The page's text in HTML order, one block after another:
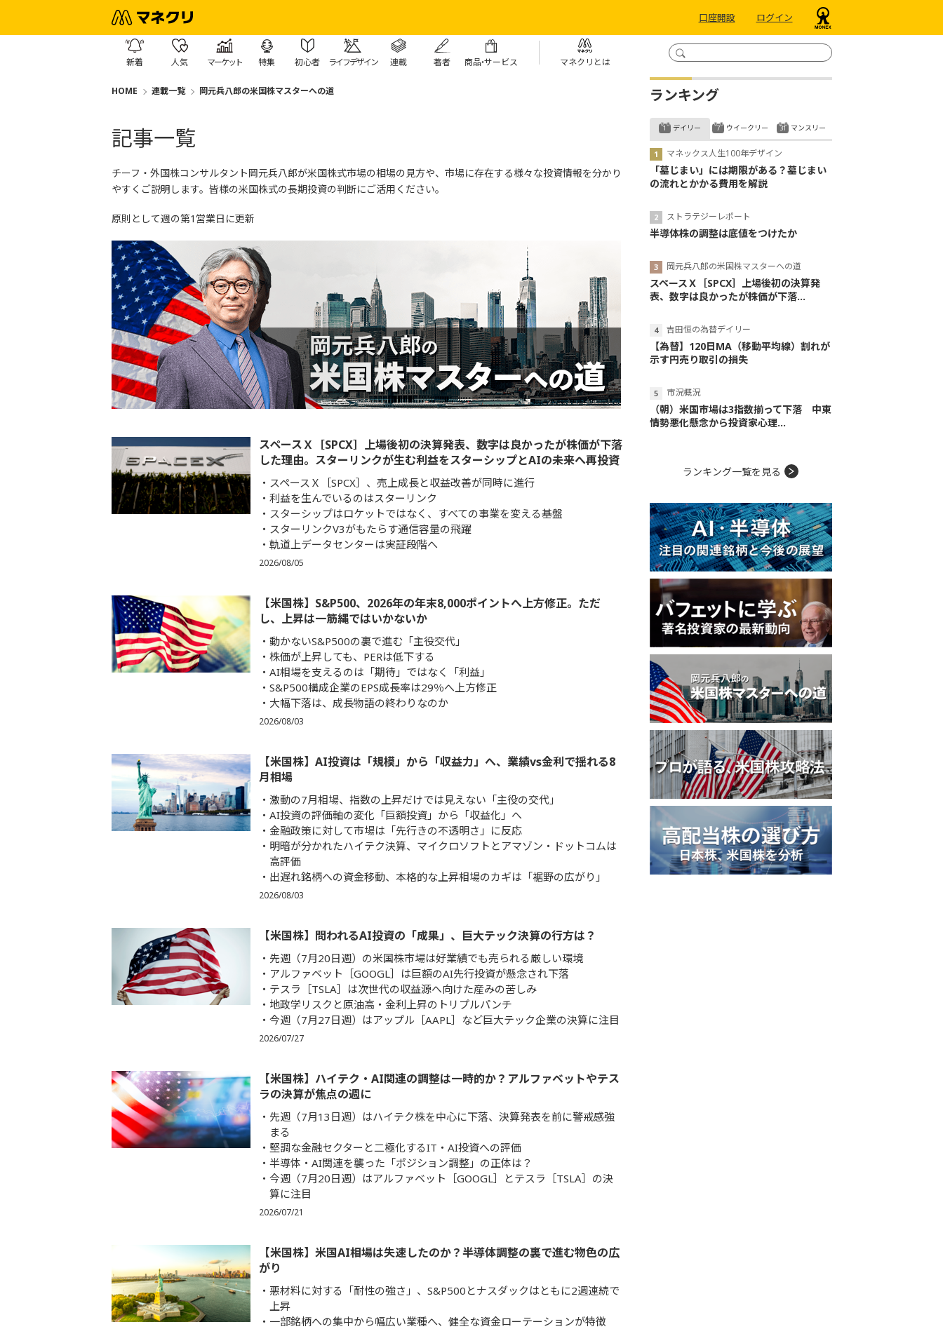
口座開設 ログイン
新着 人気 マーケット 特集 初心者 ライフデザイン 連載 著者 商品・サービス マネクリとは
HOME 連載一覧 岡元兵八郎の米国株マスターへの道
記事一覧
チーフ・ 外国株コンサルタント岡元兵八郎が米国株式市場の相場の見方や、 市場に存在する様々な投資情報を分かり
やすくご説明します。 皆様の米国株式の長期投資の判断にご活用ください。
原則として週の第1営業日に更新
スペースＸ［SPCX］上場後初の決算発表、数字は良かったが株価が下落
した理由。スターリンクが生む利益をスターシップとAIの未来へ再投資
スペースＸ［SPCX］、売上成長と収益改善が同時に進行
利益を生んでいるのはスターリンク
スターシップはロケットではなく、すべての事業を変える基盤
スターリンクV3がもたらす通信容量の飛躍
軌道上データセンターは実証段階へ
2026/08/05
【米国株】S&P500、2026年の年末8,000ポイントへ上方修正。ただ
し、上昇は一筋縄ではいかないか
動かないS&P500の裏で進む「主役交代」
株価が上昇しても、PERは低下する
AI相場を支えるのは「期待」ではなく「利益」
S&P500構成企業のEPS成長率は29％へ上方修正
大幅下落は、成長物語の終わりなのか
2026/08/03
【米国株】AI投資は「規模」から「収益力」へ、業績vs金利で揺れる8
月相場
激動の7月相場、指数の上昇だけでは見えない「主役の交代」
AI投資の評価軸の変化「巨額投資」から「収益化」へ
金融政策に対して市場は「先行きの不透明さ」に反応
明暗が分かれたハイテク決算、マイクロソフトとアマゾン・ドットコムは
高評価
出遅れ銘柄への資金移動、本格的な上昇相場のカギは「裾野の広がり」
2026/08/03
【米国株】問われるAI投資の「成果」、巨大テック決算の行方は？
先週（7月20日週）の米国株市場は好業績でも売られる厳しい環境
アルファベット［GOOGL］は巨額のAI先行投資が懸念され下落
テスラ［TSLA］は次世代の収益源へ向けた産みの苦しみ
地政学リスクと原油高・金利上昇のトリプルパンチ
今週（7月27日週）はアップル［AAPL］など巨大テック企業の決算に注目
2026/07/27
【米国株】ハイテク・AI関連の調整は一時的か？アルファベットやテス
ラの決算が焦点の週に
先週（7月13日週）はハイテク株を中心に下落、決算発表を前に警戒感強
まる
堅調な金融セクターと二極化するIT・AI投資への評価
半導体・AI関連を襲った「ポジション調整」の正体は？
今週（7月20日週）はアルファベット［GOOGL］とテスラ［TSLA］の決
算に注目
2026/07/21
【米国株】米国AI相場は失速したのか？半導体調整の裏で進む物色の広
がり
悪材料に対する「耐性の強さ」、S&P500とナスダックはともに2週連続で
上昇
一部銘柄への集中から幅広い業種へ、健全な資金ローテーションが特徴
ランキング
デイリー
マネックス人生100年デザイン
「墓じまい」には期限がある？墓じまい
の流れとかかる費用を解説
ストラテジーレポート
半導体株の調整は底値をつけたか
岡元兵八郎の米国株マスターへの道
スペースＸ［SPCX］上場後初の決算発
表、数字は良かったが株価が下落...
吉田恒の為替デイリー
【為替】120日MA（移動平均線）割れが
示す円売り取引の損失
市況概況
（朝）米国市場は3指数揃って下落 中東
情勢悪化懸念から投資家心理...
ウイークリー マンスリー
ランキング一覧を見る